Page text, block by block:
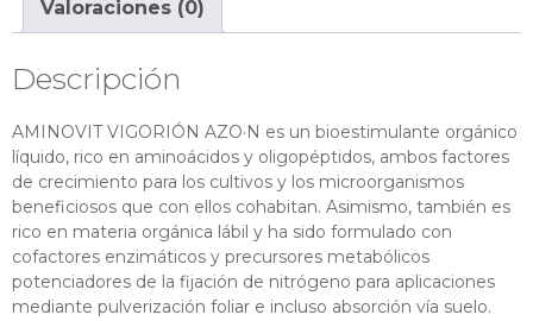
Valoraciones (0)
Descripción
AMINOVIT VIGORIÓN AZO·N es un bioestimulante orgánico
líquido, rico en aminoácidos y oligopéptidos, ambos factores
de crecimiento para los cultivos y los microorganismos
beneficiosos que con ellos cohabitan. Asimismo, también es
rico en materia orgánica lábil y ha sido formulado con
cofactores enzimáticos y precursores metabólicos
potenciadores de la fijación de nitrógeno para aplicaciones
mediante pulverización foliar e incluso absorción vía suelo.